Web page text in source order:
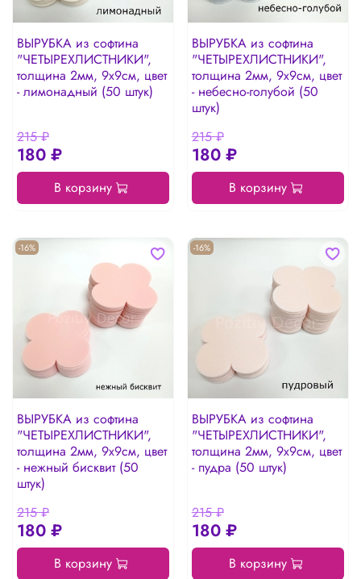
ВЫРУБКА из софтина
"ЧЕТЫРЕХЛИСТНИКИ",
толщина 2мм, 9х9см, цвет
- лимонадный (50 штук)
215 ₽
180 ₽
В корзину
ВЫРУБКА из софтина
"ЧЕТЫРЕХЛИСТНИКИ",
толщина 2мм, 9х9см, цвет
- небесно-голубой (50
штук)
215 ₽
180 ₽
В корзину
-16%
ВЫРУБКА из софтина
"ЧЕТЫРЕХЛИСТНИКИ",
толщина 2мм, 9х9см, цвет
- нежный бисквит (50
штук)
215 ₽
180 ₽
В корзину
-16%
ВЫРУБКА из софтина
"ЧЕТЫРЕХЛИСТНИКИ",
толщина 2мм, 9х9см, цвет
- пудра (50 штук)
215 ₽
180 ₽
В корзину